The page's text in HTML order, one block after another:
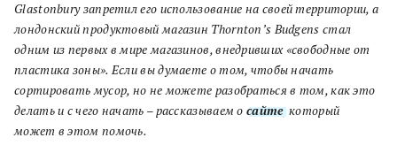
Glastonbury запретил его использование на своей территории, а
лондонский продуктовый магазин Thornton’s Budgens стал
одним из первых в мире магазинов, внедривших «свободные от
пластика зоны». Если вы думаете о том, чтобы начать
сортировать мусор, но не можете разобраться в том, как это
делать и с чего начать – рассказываем о сайте, который
может в этом помочь.